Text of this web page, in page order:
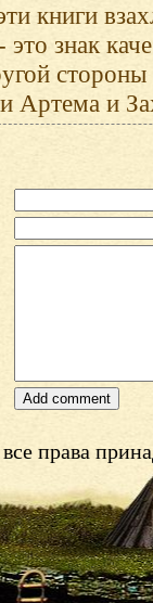
книги
это знак
Артема и
права